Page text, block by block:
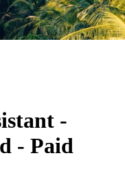
-
- Paid